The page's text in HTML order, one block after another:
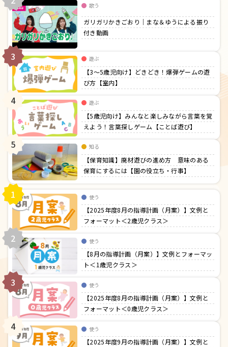
歌う
ガリガリかきごおり｜まな＆ゆうによる振り
付き動画
3 遊ぶ
【3〜5歳児向け】どきどき！爆弾ゲームの遊
び方【室内】
4 遊ぶ
【5歳児向け】みんなと楽しみながら言葉を覚
えよう！言葉探しゲーム【ことば遊び】
5 知る
【保育知識】廃材遊びの進め方 意味のある
保育にするには【園の役立ち・行事】
1 使う
【2025年度8月の指導計画（月案）】文例と
フォーマット＜2歳児クラス＞
2 使う
【8月の指導計画（月案）】文例とフォーマッ
ト＜1歳児クラス＞
3 使う
【2025年度8月の指導計画（月案）】文例と
フォーマット＜0歳児クラス＞
4 使う
【2025年度9月の指導計画（月案）】文例と